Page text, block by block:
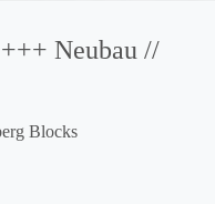
Neubau //
Blocks